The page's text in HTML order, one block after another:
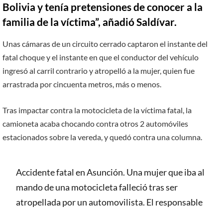
Bolivia y tenía pretensiones de conocer a la
familia de la víctima”, añadió Saldívar.
Unas cámaras de un circuito cerrado captaron el instante del
fatal choque y el instante en que el conductor del vehículo
ingresó al carril contrario y atropelló a la mujer, quien fue
arrastrada por cincuenta metros, más o menos.
Tras impactar contra la motocicleta de la víctima fatal, la
camioneta acaba chocando contra otros 2 automóviles
estacionados sobre la vereda, y quedó contra una columna.
Accidente fatal en Asunción. Una mujer que iba al
mando de una motocicleta falleció tras ser
atropellada por un automovilista. El responsable